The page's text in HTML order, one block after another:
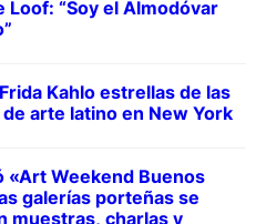
Loof: “Soy el Almodóvar
Kahlo estrellas de las
arte latino en New York
«Art Weekend Buenos
galerías porteñas se
muestras, charlas y